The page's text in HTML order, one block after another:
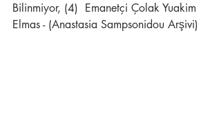
Bilinmiyor, (4)  Emanetçi Çolak Yuakim
Elmas - (Anastasia Sampsonidou Arşivi)